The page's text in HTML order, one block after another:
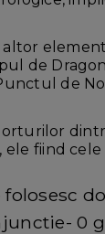
de
de
ele fiind
folosesc
0